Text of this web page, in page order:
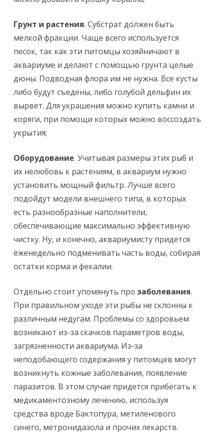
Грунт и растения. Субстрат должен быть
мелкой фракции. Чаще всего используется
песок, так как эти питомцы хозяйничают в
аквариуме и делают с помощью грунта целые
дюны. Подводная флора им не нужна. Все кусты
либо будут съедены, либо голубой дельфин их
вырвет. Для украшения можно купить камни и
коряги, при помощи которых можно воссоздать
укрытия;
Оборудование. Учитывая размеры этих рыб и
их нелюбовь к растениям, в аквариум нужно
установить мощный фильтр. Лучше всего
подойдут модели внешнего типа, в которых
есть разнообразные наполнители,
обеспечивающие максимально эффективную
чистку. Ну, и конечно, аквариумисту придется
еженедельно подменивать часть воды, собирая
остатки корма и фекалии.
Отдельно стоит упомянуть про заболевания.
При правильном уходе эти рыбы не склонны к
различным недугам. Проблемы со здоровьем
возникают из-за скачков параметров воды,
загрязненности аквариума. Из-за
неподобающего содержания у питомцев могут
возникнуть кожные заболевания, появление
паразитов. В этом случае придется прибегать к
медикаментозному лечению, используя
средства вроде Бактопура, метиленового
синего, метронидазола и прочих лекарств.